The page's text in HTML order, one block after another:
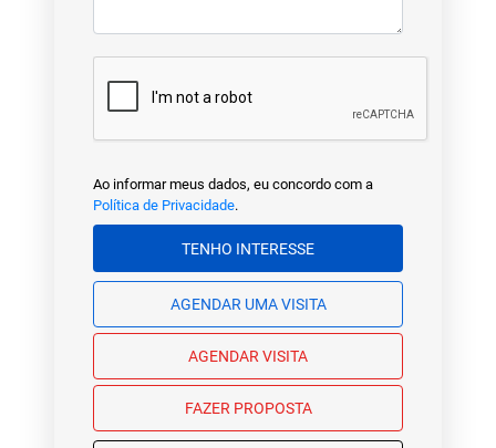
Ao informar meus dados, eu concordo com a
Política de Privacidade.
TENHO INTERESSE
AGENDAR UMA VISITA
AGENDAR VISITA
FAZER PROPOSTA